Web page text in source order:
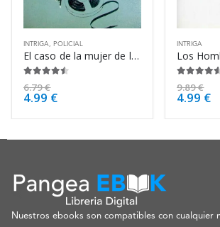
INTRIGA POLICIAL
El caso de la mujer de los ojos verdes – Erle Stanley Gardner
6.79€
4.99 €
INTRIGA
9.89€
4.99 €
Nuestros ebooks son compatibles con cualquier